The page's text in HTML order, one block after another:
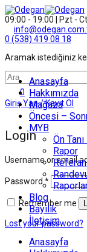
09:00 - 19:00 | Pzt -
0 (538) 419 08 18
Aramak istediğiniz
0
Giriş Yap / Kayıt Ol
Login
Username or email
Password *
Remember me
Lost your password?
Anasayfa
Hakkımızda
Mağaza
Öncesi –
MYB
Ön
Rapor
Blog
Bayilik
İletişim
Anasayfa